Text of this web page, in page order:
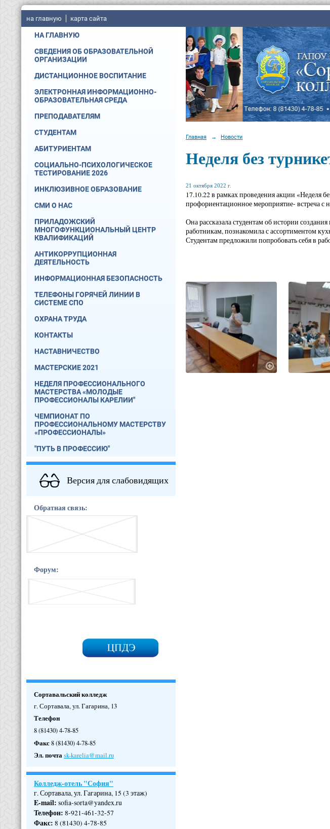
на главную карта сайта
НА ГЛАВНУЮ
СВЕДЕНИЯ ОБ ОБРАЗОВАТЕЛЬНОЙ
ОРГАНИЗАЦИИ
ДИСТАНЦИОННОЕ ВОСПИТАНИЕ
ЭЛЕКТРОННАЯ ИНФОРМАЦИОННО-
ОБРАЗОВАТЕЛЬНАЯ СРЕДА
ПРЕПОДАВАТЕЛЯМ
СТУДЕНТАМ
АБИТУРИЕНТАМ
СОЦИАЛЬНО-ПСИХОЛОГИЧЕСКОЕ
ТЕСТИРОВАНИЕ 2026
ИНКЛЮЗИВНОЕ ОБРАЗОВАНИЕ
СМИ О НАС
ПРИЛАДОЖСКИЙ
МНОГОФУНКЦИОНАЛЬНЫЙ ЦЕНТР
КВАЛИФИКАЦИЙ
АНТИКОРРУПЦИОННАЯ
ДЕЯТЕЛЬНОСТЬ
ИНФОРМАЦИОННАЯ БЕЗОПАСНОСТЬ
ТЕЛЕФОНЫ ГОРЯЧЕЙ ЛИНИИ В
СИСТЕМЕ СПО
ОХРАНА ТРУДА
КОНТАКТЫ
НАСТАВНИЧЕСТВО
МАСТЕРСКИЕ 2021
НЕДЕЛЯ ПРОФЕССИОНАЛЬНОГО
МАСТЕРСТВА «МОЛОДЫЕ
ПРОФЕССИОНАЛЫ КАРЕЛИИ"
ЧЕМПИОНАТ ПО
ПРОФЕССИОНАЛЬНОМУ МАСТЕРСТВУ
«ПРОФЕССИОНАЛЫ»
"ПУТЬ В ПРОФЕССИЮ"
Версия для слабовидящих
Обратная связь:
Форум:
Сортавальский колледж
г. Сортавала, ул. Гагарина, 13
Телефон
8 (81430) 4-78-85
Факс8 (81430) 4-78-85
Эл. почтаsk-karelia@mail.ru
Колледж-отель "София"
г. Сортавала, ул. Гагарина, 15 (3 этаж)
E-mail: sofia-sorta@yandex.ru
Телефон: 8-921-461-32-57
Факс: 8 (81430) 4-78-85
Главная → Новости
Неделя без
21 октября 2022 г.
17.10.22 в рамках проведения акции «Неделя
профориентационное мероприятие- встреча с
Она рассказала студентам об истории
работникам, познакомила с ассортиментом
Студентам предложили попробовать себя в